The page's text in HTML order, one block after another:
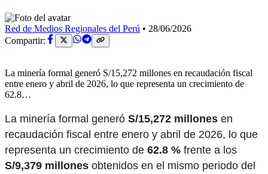
Red de Medios Regionales del Perú • 28/06/2026
Compartir:
La minería formal generó S/15,272 millones en recaudación fiscal
entre enero y abril de 2026, lo que representa un crecimiento de
62.8…
La minería formal generó S/15,272 millones en
recaudación fiscal entre enero y abril de 2026, lo que
representa un crecimiento de 62.8 % frente a los
S/9,379 millones obtenidos en el mismo periodo del